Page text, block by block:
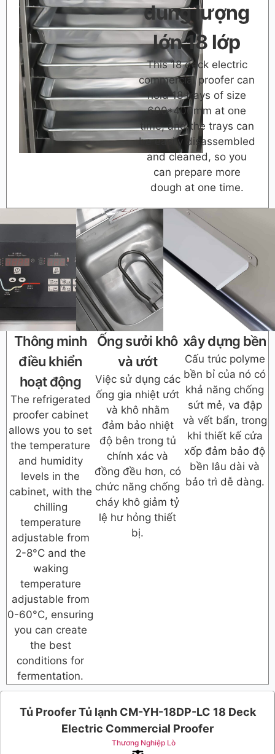
dung lượng
lớn 18 lớp
This 18 deck electric
commercial proofer can
hold 18 trays of size
600*400mm at one
time, and the trays can
be easily disassembled
and cleaned, so you
can prepare more
dough at one time.
Thông minh
điều khiển
hoạt động
The refrigerated
proofer cabinet
allows you to set
the temperature
and humidity
levels in the
cabinet, with the
chilling
temperature
adjustable from
2-8°C and the
waking
temperature
adjustable from
0-60°C, ensuring
you can create
the best
conditions for
fermentation.
Ống sưởi khô
và ướt
Việc sử dụng các
ống gia nhiệt ướt
và khô nhằm
đảm bảo nhiệt
độ bên trong tủ
chính xác và
đồng đều hơn, có
chức năng chống
cháy khô giảm tỷ
lệ hư hỏng thiết
bị.
xây dựng bền
Cấu trúc polyme
bền bỉ của nó có
khả năng chống
sứt mẻ, va đập
và vết bẩn, trong
khi thiết kế cửa
xốp đảm bảo độ
bền lâu dài và
bảo trì dễ dàng.
Tủ Proofer Tủ lạnh CM-YH-18DP-LC 18 Deck
Electric Commercial Proofer
Thương Nghiệp Lò